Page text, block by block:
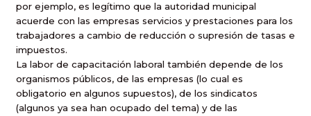
por ejemplo, es legítimo que la autoridad municipal
acuerde con las empresas servicios y prestaciones para los
trabajadores a cambio de reducción o supresión de tasas e
impuestos.
La labor de capacitación laboral también depende de los
organismos públicos, de las empresas (lo cual es
obligatorio en algunos supuestos), de los sindicatos
(algunos ya sea han ocupado del tema) y de las